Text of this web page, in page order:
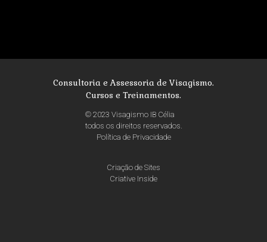
Consultoria e Assessoria de Visagismo.
Cursos e Treinamentos.
© 2023 Visagismo IB Célia
todos os direitos reservados.
Política de Privacidade
Criação de Sites
Criative Inside